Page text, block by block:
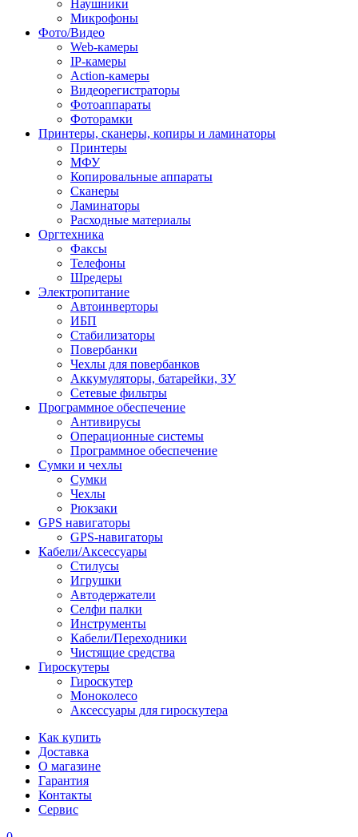
Наушники
Микрофоны
Фото/Видео
Web-камеры
IP-камеры
Action-камеры
Видеорегистраторы
Фотоаппараты
Фоторамки
Принтеры, сканеры, копиры и ламинаторы
Принтеры
МФУ
Копировальные аппараты
Сканеры
Ламинаторы
Расходные материалы
Оргтехника
Факсы
Телефоны
Шредеры
Электропитание
Автоинверторы
ИБП
Стабилизаторы
Повербанки
Чехлы для повербанков
Аккумуляторы, батарейки, ЗУ
Сетевые фильтры
Программное обеспечение
Антивирусы
Операционные системы
Программное обеспечение
Сумки и чехлы
Сумки
Чехлы
Рюкзаки
GPS навигаторы
GPS-навигаторы
Кабели/Аксессуары
Стилусы
Игрушки
Автодержатели
Селфи палки
Инструменты
Кабели/Переходники
Чистящие средства
Гироскутеры
Гироскутер
Моноколесо
Аксессуары для гироскутера
Как купить
Доставка
О магазине
Гарантия
Контакты
Сервис